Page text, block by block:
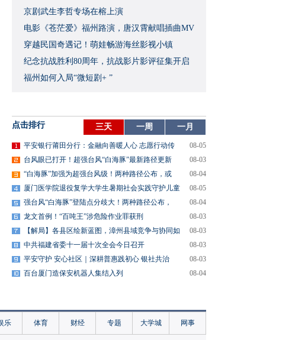
破
京剧武生李哲专场在榕上演
​电影《苍茫爱》福州路演，唐汉霄献唱插曲MV
穿越民国奇遇记！萌娃畅游海丝影视小镇
​纪念抗战胜利80周年，抗战影片影评征集开启
福州如何入局“微短剧+ ”
点击排行 三天 一周 一月
平安银行莆田分行：金融向善暖人心 志愿行动传
08-05
台风眼已打开！超强台风“白海豚”最新路径更新
08-03
“白海豚”加强为超强台风级！两种路径公布，或
08-04
厦门医学院退役复学大学生暑期社会实践守护儿童
08-05
强台风“白海豚”登陆点分歧大！两种路径公布，
08-04
龙文首例！“百吨王”涉危险作业罪获刑
08-03
【解局】各县区绘新蓝图，漳州县域竞争与协同如
08-03
中共福建省委十一届十次全会今日召开
08-03
平安守护 安心社区｜深耕普惠践初心 银社共治
08-03
百台厦门造保安机器人集结入列
08-04
乐 体育 财经 专题 大学城 网事